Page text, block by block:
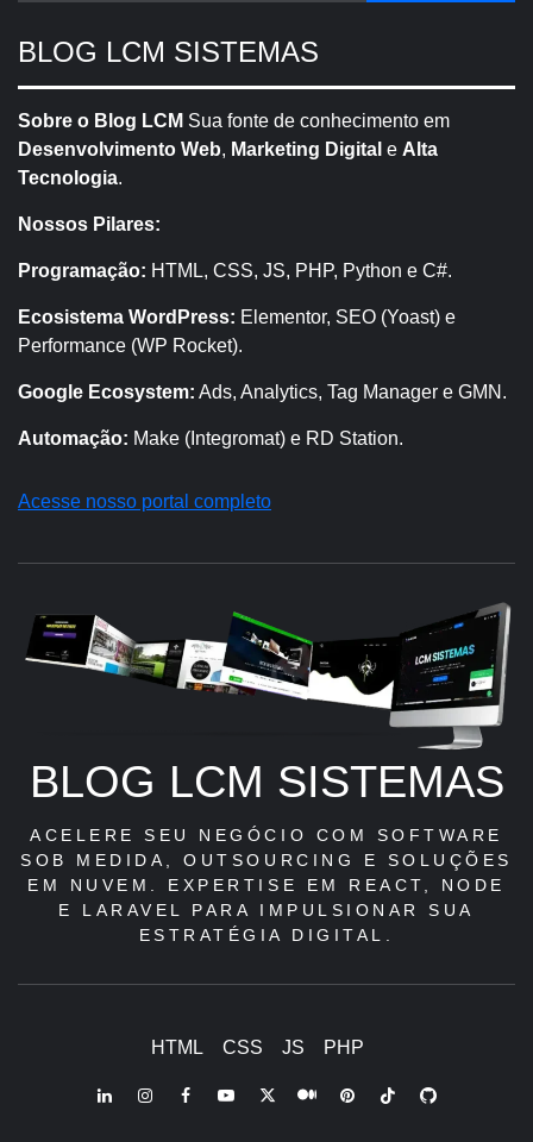
BLOG LCM SISTEMAS
Sobre o Blog LCM Sua fonte de conhecimento em
Desenvolvimento Web, Marketing Digital e Alta
Tecnologia.
Nossos Pilares:
Programação: HTML, CSS, JS, PHP, Python e C#.
Ecosistema WordPress: Elementor, SEO (Yoast) e
Performance (WP Rocket).
Google Ecosystem: Ads, Analytics, Tag Manager e GMN.
Automação: Make (Integromat) e RD Station.
Acesse nosso portal completo
BLOG LCM SISTEMAS
ACELERE SEU NEGÓCIO COM SOFTWARE
SOB MEDIDA, OUTSOURCING E SOLUÇÕES
EM NUVEM. EXPERTISE EM REACT, NODE
E LARAVEL PARA IMPULSIONAR SUA
ESTRATÉGIA DIGITAL.
HTML CSS JS PHP
LinkedInInstagramFacebookYoutube
X PinterestTiktokGithub